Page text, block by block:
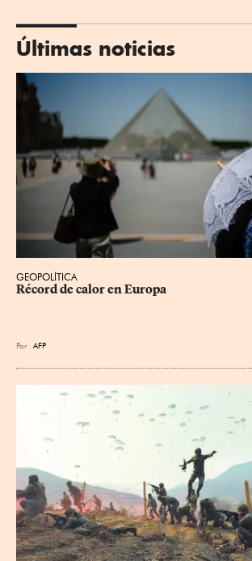
Últimas noticias
GEOPOLÍTICA
Récord de calor en Europa
Por AFP